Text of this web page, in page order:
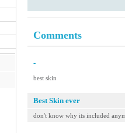
Comments
-
best skin
Best Skin ever
don't know why its included